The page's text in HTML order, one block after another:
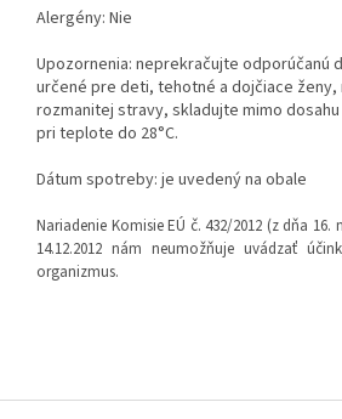
Alergény: Nie
Upozornenia: neprekračujte odporúčanú
určené pre deti, tehotné a dojčiace ženy,
rozmanitej stravy, skladujte mimo
pri teplote do 28°C.
Dátum spotreby: je uvedený na obale
Nariadenie Komisie EÚ č. 432/2012 (z dňa
14.12.2012 nám neumožňuje uvádzať
organizmus.